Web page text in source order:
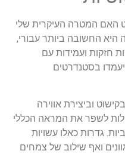
האם המטרה העיקרית שלי
היא החשובה ביותר עבורי,
חזקות ועמידות עם
בסטנדרטים
וביצירת אווירה
לשפר את המראה הכללי
גדרות כאלו עשויות
ואף שילוב של צמחים